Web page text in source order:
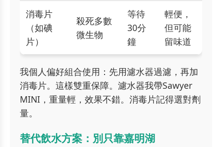
消毒片
（如碘
片）
殺死多數
微生物
等待
30分
鐘
輕便，
但可能
留味道
我個人偏好組合使用：先用濾水器過濾，再加
消毒片。這樣雙重保障。濾水器我帶Sawyer
MINI，重量輕，效果不錯。消毒片記得選對劑
量。
替代飲水方案：別只靠嘉明湖